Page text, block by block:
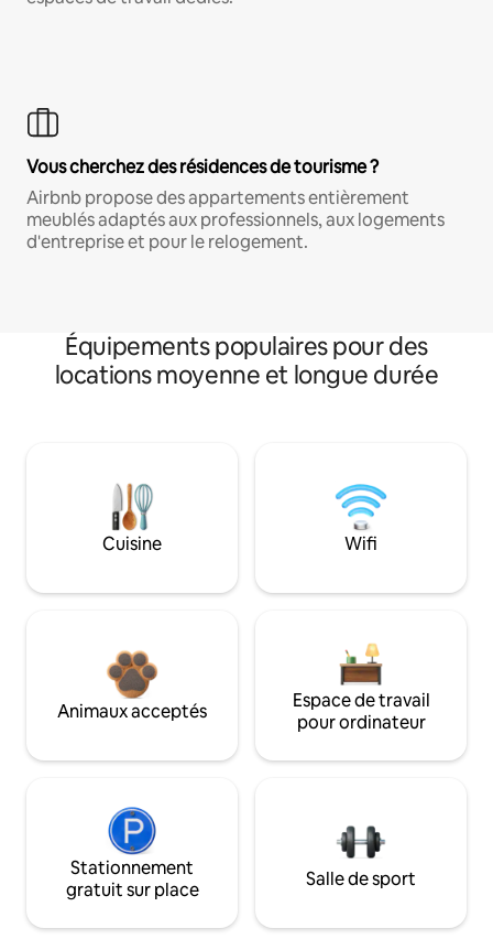
Vous cherchez des résidences de tourisme ?
Airbnb propose des appartements entièrement
meublés adaptés aux professionnels, aux logements
d'entreprise et pour le relogement.
Équipements populaires pour des
locations moyenne et longue durée
Cuisine Wifi
Animaux acceptés
Espace de travail
pour ordinateur
Stationnement
gratuit sur place
Salle de sport